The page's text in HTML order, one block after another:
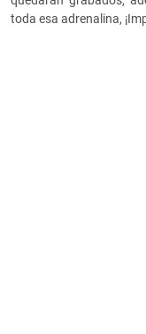
toda esa adrenalina,